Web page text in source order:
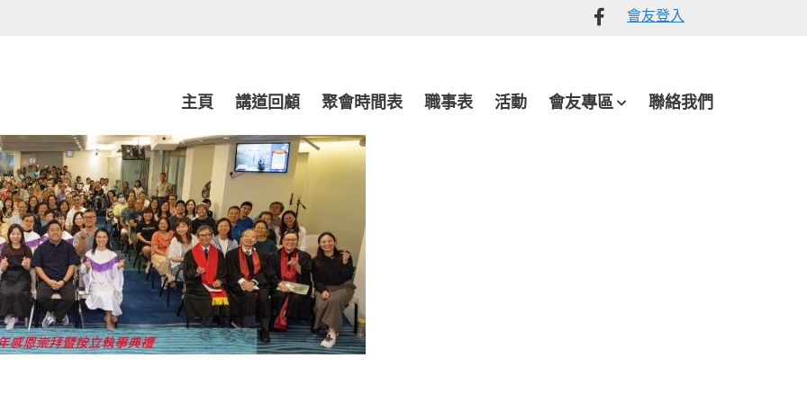
Like會友登入
Skip
to
content
主頁 講道回顧 聚會時間表 職事表 活動 會友專區 聯絡我們